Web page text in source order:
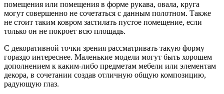
помещения или помещения в форме рукава, овала, круга
могут совершенно не сочетаться с данным полотном. Также
не стоит таким ковром застилать пустое помещение, если
только он не покроет всю площадь.
С декоративной точки зрения рассматривать такую форму
гораздо интереснее. Маленькие модели могут быть хорошем
дополнением к каким-либо предметам мебели или элементам
декора, в сочетании создав отличную общую композицию,
радующую глаз.